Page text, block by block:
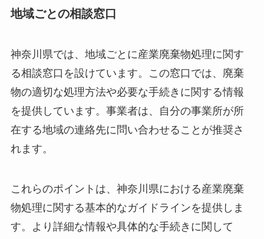
地域ごとの相談窓口
神奈川県では、地域ごとに産業廃棄物処理に関す
る相談窓口を設けています。この窓口では、廃棄
物の適切な処理方法や必要な手続きに関する情報
を提供しています。事業者は、自分の事業所が所
在する地域の連絡先に問い合わせることが推奨さ
れます。
これらのポイントは、神奈川県における産業廃棄
物処理に関する基本的なガイドラインを提供しま
す。より詳細な情報や具体的な手続きに関して